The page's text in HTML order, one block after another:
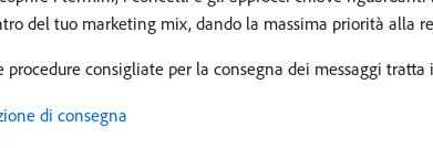
del tuo marketing mix, dando la massima priorità alla
procedure consigliate per la consegna dei messaggi
di consegna